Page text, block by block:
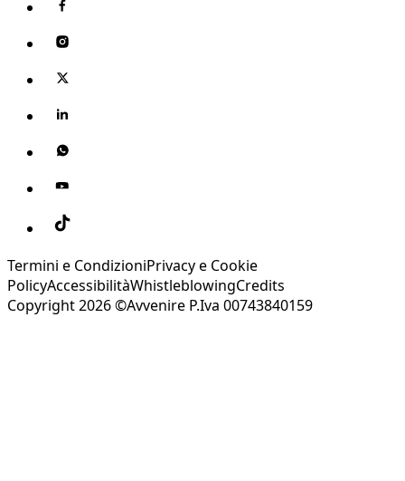
Termini e CondizioniPrivacy e Cookie
PolicyAccessibilitàWhistleblowingCredits
Copyright 2026 ©Avvenire P.Iva 00743840159